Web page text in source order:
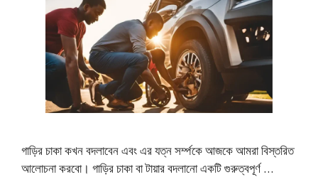
গাড়ির চাকা কখন বদলাবেন এবং এর যত্ন সর্ম্পকে আজকে আমরা বিস্তরিত
আলোচনা করবো। গাড়ির চাকা বা টায়ার বদলানো একটি গুরুত্বপূর্ণ …